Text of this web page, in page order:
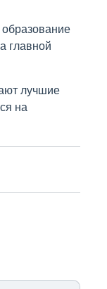
главной
лучшие
на